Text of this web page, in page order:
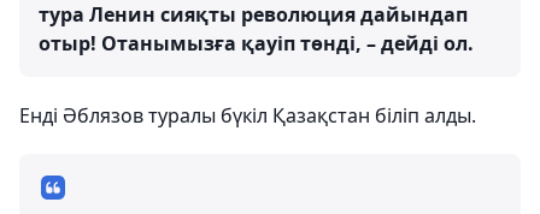
тура Ленин сияқты революция дайындап
отыр! Отанымызға қауіп төнді, – дейді ол.
Енді Әблязов туралы бүкіл Қазақстан біліп алды.